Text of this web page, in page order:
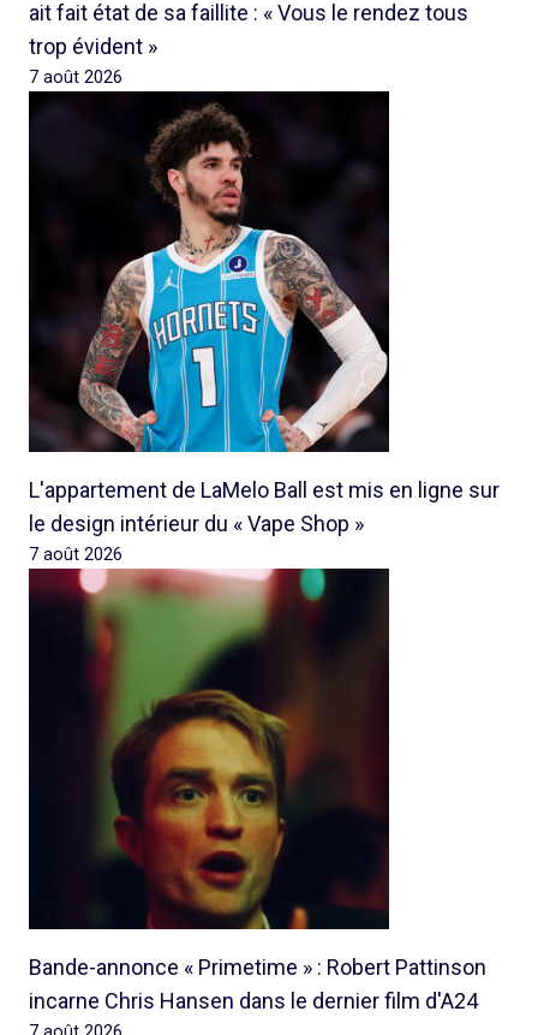
ait fait état de sa faillite : « Vous le rendez tous
trop évident »
7 août 2026
L'appartement de LaMelo Ball est mis en ligne sur
le design intérieur du « Vape Shop »
7 août 2026
Bande-annonce « Primetime » : Robert Pattinson
incarne Chris Hansen dans le dernier film d'A24